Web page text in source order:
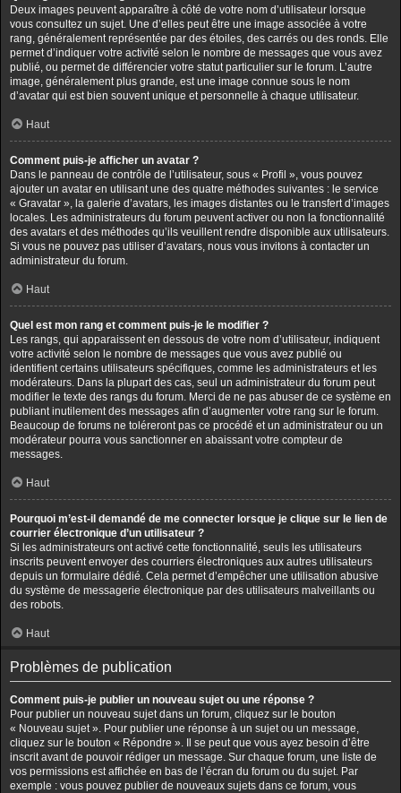
Deux images peuvent apparaître à côté de votre nom d’utilisateur lorsque
vous consultez un sujet. Une d’elles peut être une image associée à votre
rang, généralement représentée par des étoiles, des carrés ou des ronds. Elle
permet d’indiquer votre activité selon le nombre de messages que vous avez
publié, ou permet de différencier votre statut particulier sur le forum. L’autre
image, généralement plus grande, est une image connue sous le nom
d’avatar qui est bien souvent unique et personnelle à chaque utilisateur.
Haut
Comment puis-je afficher un avatar ?
Dans le panneau de contrôle de l’utilisateur, sous « Profil », vous pouvez
ajouter un avatar en utilisant une des quatre méthodes suivantes : le service
« Gravatar », la galerie d’avatars, les images distantes ou le transfert d’images
locales. Les administrateurs du forum peuvent activer ou non la fonctionnalité
des avatars et des méthodes qu’ils veuillent rendre disponible aux utilisateurs.
Si vous ne pouvez pas utiliser d’avatars, nous vous invitons à contacter un
administrateur du forum.
Haut
Quel est mon rang et comment puis-je le modifier ?
Les rangs, qui apparaissent en dessous de votre nom d’utilisateur, indiquent
votre activité selon le nombre de messages que vous avez publié ou
identifient certains utilisateurs spécifiques, comme les administrateurs et les
modérateurs. Dans la plupart des cas, seul un administrateur du forum peut
modifier le texte des rangs du forum. Merci de ne pas abuser de ce système en
publiant inutilement des messages afin d’augmenter votre rang sur le forum.
Beaucoup de forums ne toléreront pas ce procédé et un administrateur ou un
modérateur pourra vous sanctionner en abaissant votre compteur de
messages.
Haut
Pourquoi m’est-il demandé de me connecter lorsque je clique sur le lien de
courrier électronique d’un utilisateur ?
Si les administrateurs ont activé cette fonctionnalité, seuls les utilisateurs
inscrits peuvent envoyer des courriers électroniques aux autres utilisateurs
depuis un formulaire dédié. Cela permet d’empêcher une utilisation abusive
du système de messagerie électronique par des utilisateurs malveillants ou
des robots.
Haut
Problèmes de publication
Comment puis-je publier un nouveau sujet ou une réponse ?
Pour publier un nouveau sujet dans un forum, cliquez sur le bouton
« Nouveau sujet ». Pour publier une réponse à un sujet ou un message,
cliquez sur le bouton « Répondre ». Il se peut que vous ayez besoin d’être
inscrit avant de pouvoir rédiger un message. Sur chaque forum, une liste de
vos permissions est affichée en bas de l’écran du forum ou du sujet. Par
exemple : vous pouvez publier de nouveaux sujets dans ce forum, vous